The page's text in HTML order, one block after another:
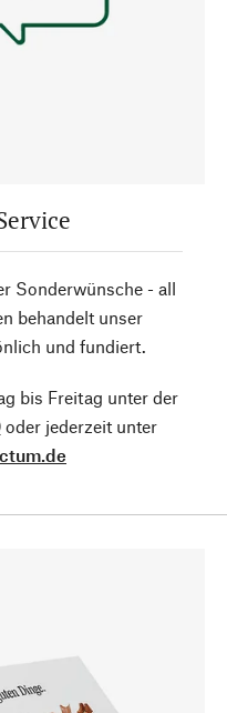
Sonderwünsche - all
behandelt unser
und fundiert.
bis Freitag unter der
oder jederzeit unter